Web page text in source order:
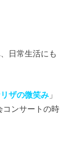
日常生活にも
ザの微笑み 」
コンサートの時